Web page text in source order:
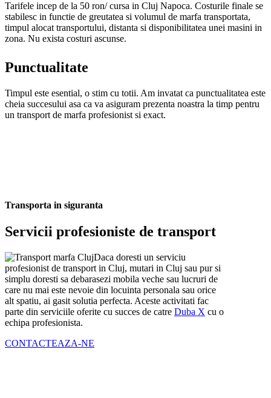
Tarifele incep de la 50 ron/ cursa in Cluj Napoca. Costurile finale se
stabilesc in functie de greutatea si volumul de marfa transportata,
timpul alocat transportului, distanta si disponibilitatea unei masini in
zona. Nu exista costuri ascunse.
Punctualitate
Timpul este esential, o stim cu totii. Am invatat ca punctualitatea este
cheia succesului asa ca va asiguram prezenta noastra la timp pentru
un transport de marfa profesionist si exact.
Transporta in siguranta
Servicii profesioniste de transport
Daca doresti un serviciu
profesionist de transport in Cluj, mutari in Cluj sau pur si
simplu doresti sa debarasezi mobila veche sau lucruri de
care nu mai este nevoie din locuinta personala sau orice
alt spatiu, ai gasit solutia perfecta. Aceste activitati fac
parte din serviciile oferite cu succes de catre Duba X cu o
echipa profesionista.
CONTACTEAZA-NE